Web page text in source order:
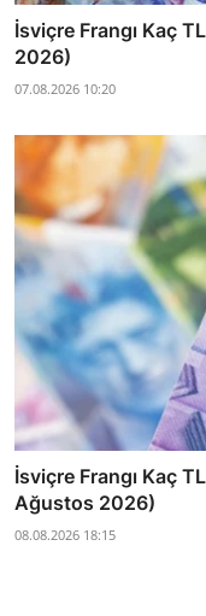
İsviçre Frangı Kaç
2026)
07.08.2026 10:20
İsviçre Frangı Kaç
Ağustos 2026)
08.08.2026 18:15